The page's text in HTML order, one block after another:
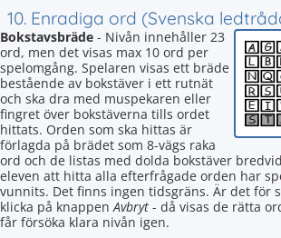
10. Enradiga ord (Svenska
Bokstavsbräde - Nivån innehåller 23
ord, men det visas max 10 ord per
spelomgång. Spelaren visas ett bräde
bestående av bokstäver i ett rutnät
och ska dra med muspekaren eller
fingret över bokstäverna tills ordet
hittats. Orden som ska hittas är
förlagda på brädet som 8-vägs raka
ord och de listas med dolda bokstäver
eleven att hitta alla efterfrågade orden har
vunnits. Det finns ingen tidsgräns. Är det för
klicka på knappenAvbryt - då visas de rätta
får försöka klara nivån igen.